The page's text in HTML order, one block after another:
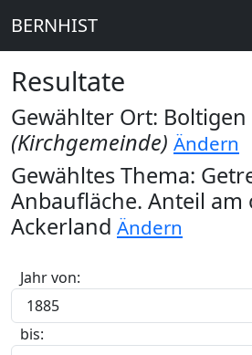
BERNHIST
Resultate
Gewählter Ort: Boltigen
(Kirchgemeinde) Ändern
Gewähltes Thema:
Anbaufläche. Anteil am
Ackerland Ändern
Jahr von:
bis: